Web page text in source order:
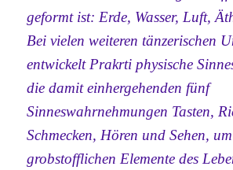
geformt ist: Erde, Wasser, Luft,
Bei vielen weiteren tänzerischen
entwickelt Prakrti physische
die damit einhergehenden fünf
Sinneswahrnehmungen Tasten,
Schmecken, Hören und Sehen,
grobstofflichen Elemente des